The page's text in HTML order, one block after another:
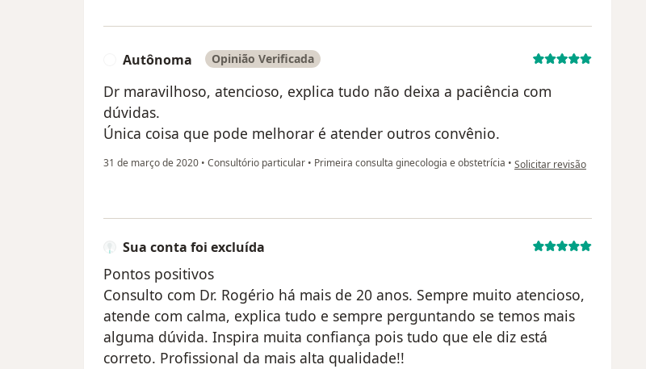
Autônoma Opinião Verificada
Dr maravilhoso, atencioso, explica tudo não deixa a paciência com
dúvidas.
Única coisa que pode melhorar é atender outros convênio.
31 de março de 2020 • Consultório particular • Primeira consulta ginecologia e obstetrícia • na opinião do utilizador
Solicitar revisão
Sua conta foi excluída
Pontos positivos
Consulto com Dr. Rogério há mais de 20 anos. Sempre muito atencioso,
atende com calma, explica tudo e sempre perguntando se temos mais
alguma dúvida. Inspira muita confiança pois tudo que ele diz está
correto. Profissional da mais alta qualidade!!